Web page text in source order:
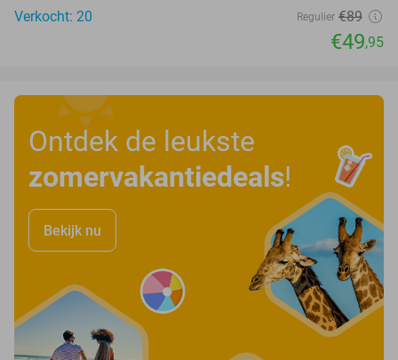
Verkocht: 20
Regulier €89
€49,95
Ontdek de leukste
zomervakantiedeals!
Bekijk nu